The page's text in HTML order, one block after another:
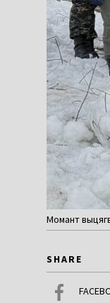
Момант
SHARE